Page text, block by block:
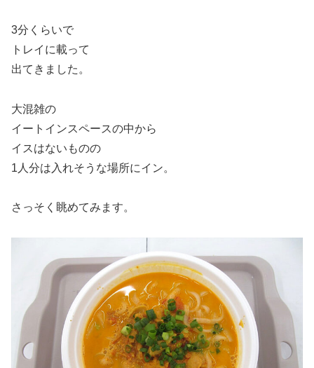
3分くらいで
トレイに載って
出てきました。
大混雑の
イートインスペースの中から
イスはないものの
1人分は入れそうな場所にイン。
さっそく眺めてみます。